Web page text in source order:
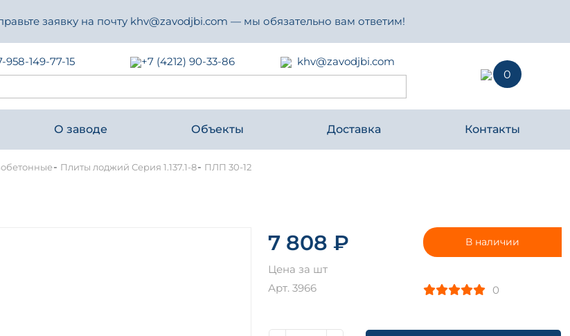
заявку на почту khv@zavodjbi.com — мы обязательно вам ответим!
958-149-77-15 +7 (4212) 90-33-86
khv@zavodjbi.com
0
О заводе Объекты Доставка Контакты
- Плиты лоджий Серия 1.137.1-8- ПЛП 30-12
7 808 ₽
Цена за шт
Арт. 3966
В наличии
0